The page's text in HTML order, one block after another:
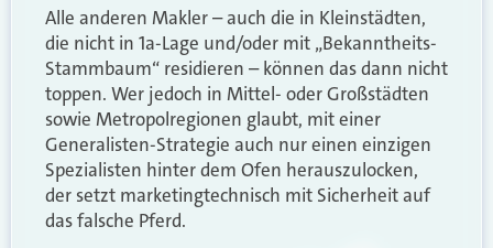
Alle anderen Makler – auch die in Kleinstädten,
die nicht in 1a-Lage und/oder mit „Bekanntheits-
Stammbaum“ residieren – können das dann nicht
toppen. Wer jedoch in Mittel- oder Großstädten
sowie Metropolregionen glaubt, mit einer
Generalisten-Strategie auch nur einen einzigen
Spezialisten hinter dem Ofen herauszulocken,
der setzt marketingtechnisch mit Sicherheit auf
das falsche Pferd.